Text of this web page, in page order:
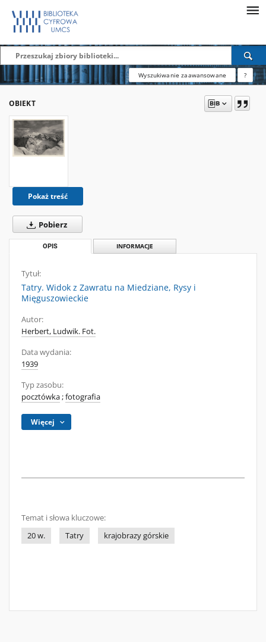
Wyszukiwanie zaawansowane ?
OBIEKT
Pokaż treść
Pobierz
OPIS INFORMACJE
Tytuł:
Tatry. Widok z Zawratu na Miedziane, Rysy i
Mięguszowieckie
Autor:
Herbert, Ludwik. Fot.
Data wydania:
1939
Typ zasobu:
pocztówka;fotografia
Więcej
Temat i słowa kluczowe:
20 w.
Tatry krajobrazy górskie